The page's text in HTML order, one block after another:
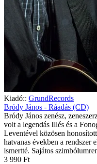
Kiadó:: GrundRecords
Bródy János - Ráadás (CD)
Bródy János zenész,
volt a legendás Illés és a
Leventével közösen
hatvanas években a rendszer
ismertté. Sajátos
3 990 Ft